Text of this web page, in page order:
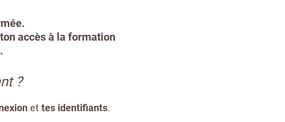
accès à la formation
?
et tes identifiants.